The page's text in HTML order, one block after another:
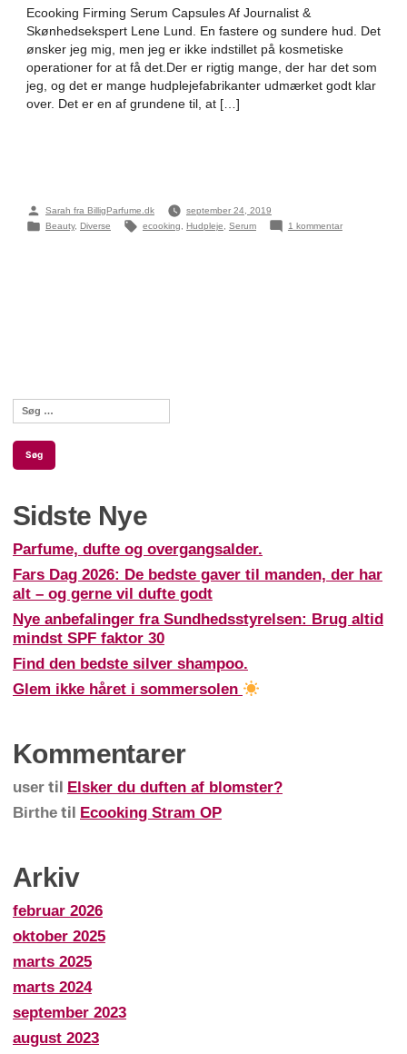
Ecooking Firming Serum Capsules Af Journalist &
Skønhedsekspert Lene Lund. En fastere og sundere hud. Det
ønsker jeg mig, men jeg er ikke indstillet på kosmetiske
operationer for at få det.Der er rigtig mange, der har det som
jeg, og det er mange hudplejefabrikanter udmærket godt klar
over. Det er en af grundene til, at […]
Posted
by
Sarah fra BilligParfume.dk
september 24, 2019
Posted
Beauty, Diverse Tags:
ecooking Hudpleje Serum 1 kommentartil
Søg
efter:
Sidste Nye
Parfume, dufte og overgangsalder.
Fars Dag 2026: De bedste gaver til manden, der har
alt – og gerne vil dufte godt
Nye anbefalinger fra Sundhedsstyrelsen: Brug altid
mindst SPF faktor 30
Find den bedste silver shampoo.
Glem ikke håret i sommersolen
Kommentarer
user til Elsker du duften af blomster?
Birthe til Ecooking Stram OP
Arkiv
februar 2026
oktober 2025
marts 2025
marts 2024
september 2023
august 2023